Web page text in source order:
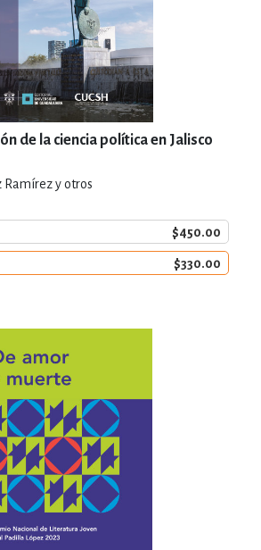
de la ciencia política en Jalisco
Ramírez y otros
$450.00
$330.00